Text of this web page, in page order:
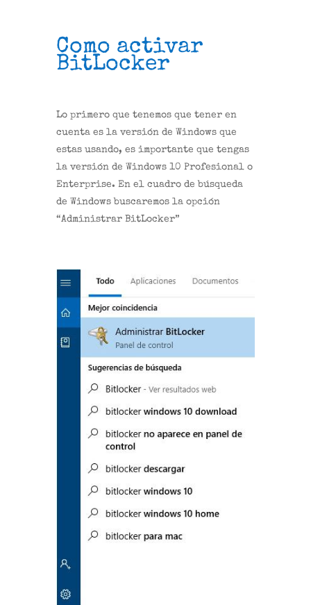
Como activar
BitLocker
Lo primero que tenemos que tener en
cuenta es la versión de Windows que
estas usando, es importante que tengas
la versión de Windows 10 Profesional o
Enterprise. En el cuadro de búsqueda
de Windows buscaremos la opción
“Administrar BitLocker”